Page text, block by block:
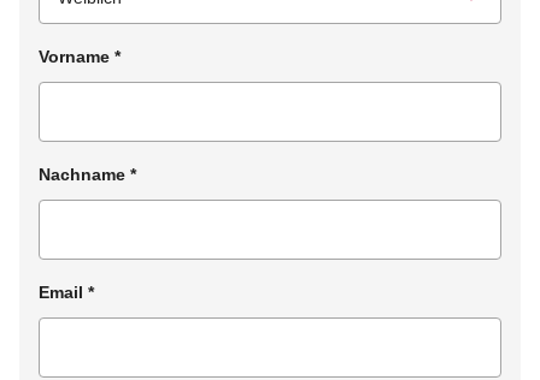
Vorname *
Nachname *
Email *